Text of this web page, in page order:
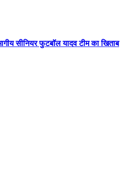
सीनियर फुटबॉल यादव टीम का खिताब